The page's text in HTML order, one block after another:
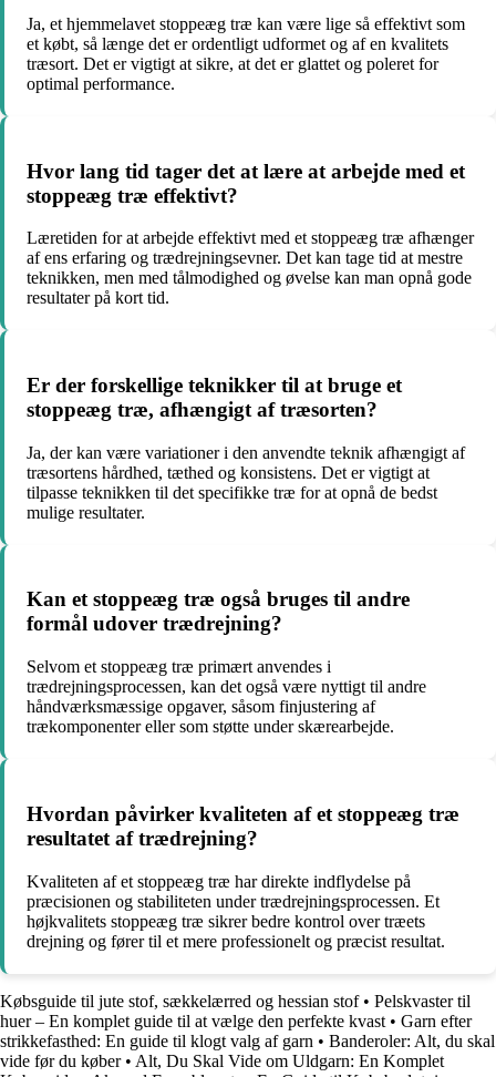
Ja, et hjemmelavet stoppeæg træ kan være lige så effektivt som
et købt, så længe det er ordentligt udformet og af en kvalitets
træsort. Det er vigtigt at sikre, at det er glattet og poleret for
optimal performance.
Hvor lang tid tager det at lære at arbejde med et
stoppeæg træ effektivt?
Læretiden for at arbejde effektivt med et stoppeæg træ afhænger
af ens erfaring og trædrejningsevner. Det kan tage tid at mestre
teknikken, men med tålmodighed og øvelse kan man opnå gode
resultater på kort tid.
Er der forskellige teknikker til at bruge et
stoppeæg træ, afhængigt af træsorten?
Ja, der kan være variationer i den anvendte teknik afhængigt af
træsortens hårdhed, tæthed og konsistens. Det er vigtigt at
tilpasse teknikken til det specifikke træ for at opnå de bedst
mulige resultater.
Kan et stoppeæg træ også bruges til andre
formål udover trædrejning?
Selvom et stoppeæg træ primært anvendes i
trædrejningsprocessen, kan det også være nyttigt til andre
håndværksmæssige opgaver, såsom finjustering af
trækomponenter eller som støtte under skærearbejde.
Hvordan påvirker kvaliteten af et stoppeæg træ
resultatet af trædrejning?
Kvaliteten af et stoppeæg træ har direkte indflydelse på
præcisionen og stabiliteten under trædrejningsprocessen. Et
højkvalitets stoppeæg træ sikrer bedre kontrol over træets
drejning og fører til et mere professionelt og præcist resultat.
Købsguide til jute stof, sækkelærred og hessian stof• Pelskvaster til
huer – En komplet guide til at vælge den perfekte kvast • Garn efter
strikkefasthed: En guide til klogt valg af garn • Banderoler: Alt, du skal
vide før du køber• Alt, Du Skal Vide om Uldgarn: En Komplet